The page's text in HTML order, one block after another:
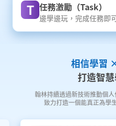
T 任務激勵（Task）
邊學邊玩，完成任務即
相信學習
打造智
翰林持續透過新技術推動個
致力打造一個能真正為學